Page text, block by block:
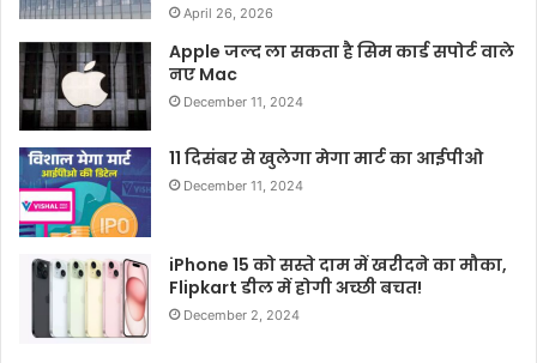
April 26, 2026
Apple जल्द ला सकता है सिम कार्ड सपोर्ट वाले
नए Mac
December 11, 2024
11 दिसंबर से खुलेगा मेगा मार्ट का आईपीओ
December 11, 2024
iPhone 15 को सस्ते दाम में खरीदने का मौका,
Flipkart डील में होगी अच्छी बचत!
December 2, 2024